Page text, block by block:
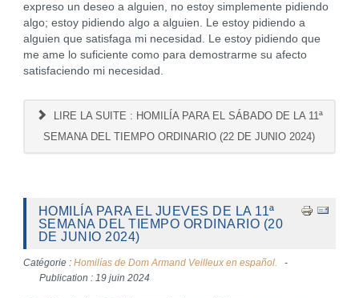
expreso un deseo a alguien, no estoy simplemente pidiendo
algo; estoy pidiendo algo a alguien. Le estoy pidiendo a
alguien que satisfaga mi necesidad. Le estoy pidiendo que
me ame lo suficiente como para demostrarme su afecto
satisfaciendo mi necesidad.
LIRE LA SUITE : HOMILÍA PARA EL SÁBADO DE LA 11ª
SEMANA DEL TIEMPO ORDINARIO (22 DE JUNIO 2024)
HOMILÍA PARA EL JUEVES DE LA 11ª
SEMANA DEL TIEMPO ORDINARIO (20
DE JUNIO 2024)
Catégorie : Homilías de Dom Armand Veilleux en español.
Publication : 19 juin 2024